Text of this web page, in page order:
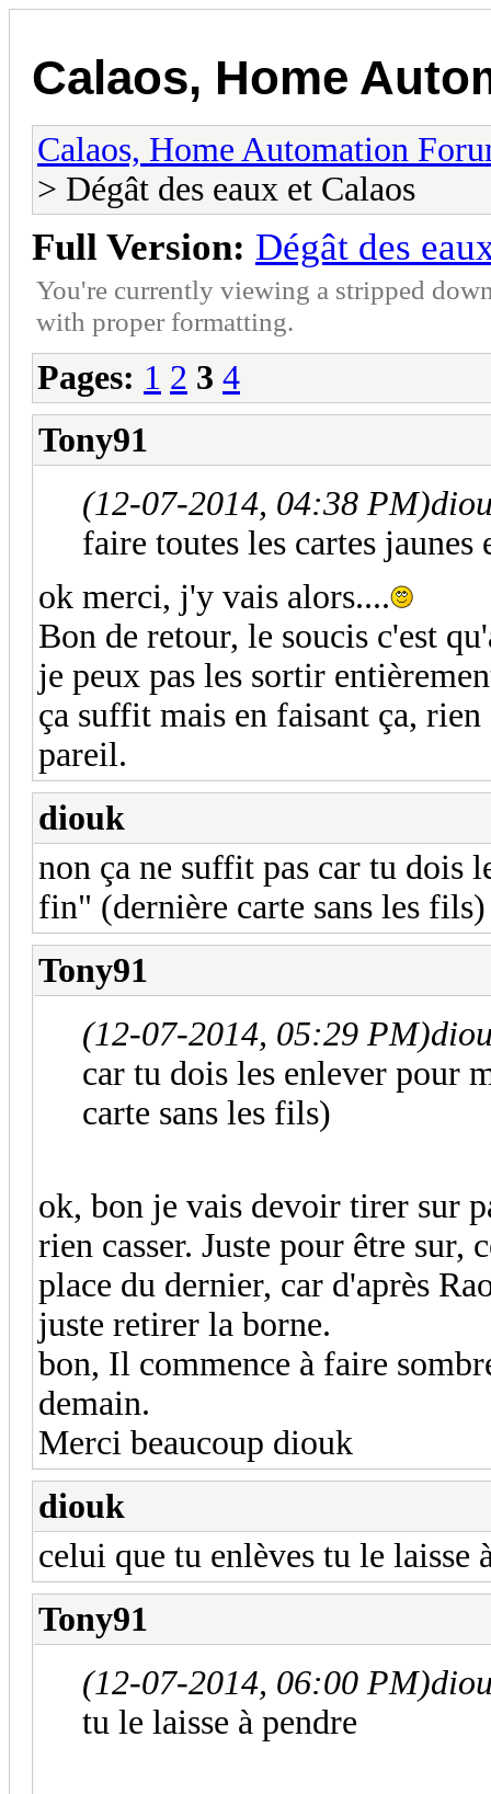
Calaos, Home
Calaos, Home Automation
> Dégât des eaux et Calaos
Full Version: Dégât des
You're currently viewing a stripped
with proper formatting.
Pages: 1 2 3 4
Tony91
(12-07-2014, 04:38 PM)
faire toutes les cartes jaunes
ok merci, j'y vais alors....
Bon de retour, le soucis c'est
je peux pas les sortir
ça suffit mais en faisant ça,
pareil.
diouk
non ça ne suffit pas car tu dois
fin" (dernière carte sans les fils)
Tony91
(12-07-2014, 05:29 PM)
car tu dois les enlever pour
carte sans les fils)
ok, bon je vais devoir tirer sur
rien casser. Juste pour être sur,
place du dernier, car d'après
juste retirer la borne.
bon, Il commence à faire
demain.
Merci beaucoup diouk
diouk
celui que tu enlèves tu le laisse
Tony91
(12-07-2014, 06:00 PM)
tu le laisse à pendre